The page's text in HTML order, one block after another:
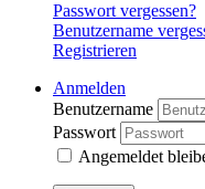
Passwort vergessen?
Benutzername
Registrieren
Anmelden
Benutzername
Passwort
Angemeldet